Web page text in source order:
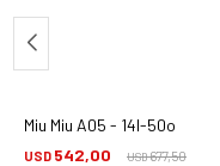
Miu Miu A05 - 14l-50o
USD 542,00 USD677,50